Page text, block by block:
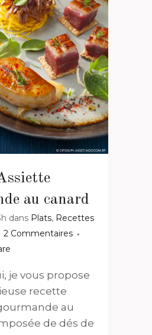
au canard
dans Plats, Recettes
2 Commentaires
je vous propose
recette
au
de dés de